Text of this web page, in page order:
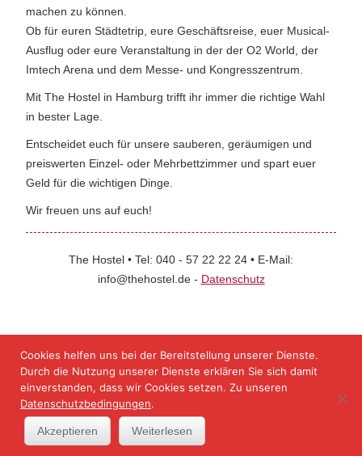
machen zu können.
Ob für euren Städtetrip, eure Geschäftsreise, euer Musical-
Ausflug oder eure Veranstaltung in der der O2 World, der
Imtech Arena und dem Messe- und Kongresszentrum.
Mit The Hostel in Hamburg trifft ihr immer die richtige Wahl
in bester Lage.
Entscheidet euch für unsere sauberen, geräumigen und
preiswerten Einzel- oder Mehrbettzimmer und spart euer
Geld für die wichtigen Dinge.
Wir freuen uns auf euch!
The Hostel • Tel: 040 - 57 22 22 24 • E-Mail:
info@thehostel.de - Datenschutz
Cookies helfen uns bei der Bereitstellung unserer Dienste.
Durch die Nutzung unserer Dienste erklären Sie sich damit
einverstanden, dass wir Cookies setzen. Zu unseren
Datenschutzbedingungen.
Akzeptieren Weiterlesen